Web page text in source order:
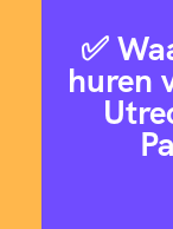
✅
huren